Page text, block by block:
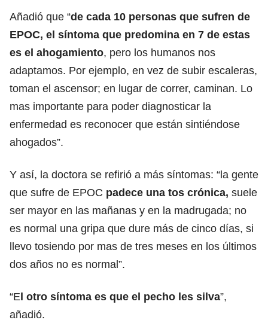
Añadió que “de cada 10 personas que sufren de
EPOC, el síntoma que predomina en 7 de estas
es el ahogamiento, pero los humanos nos
adaptamos. Por ejemplo, en vez de subir escaleras,
toman el ascensor; en lugar de correr, caminan. Lo
mas importante para poder diagnosticar la
enfermedad es reconocer que están sintiéndose
ahogados”.
Y así, la doctora se refirió a más síntomas: “la gente
que sufre de EPOC padece una tos crónica, suele
ser mayor en las mañanas y en la madrugada; no
es normal una gripa que dure más de cinco días, si
llevo tosiendo por mas de tres meses en los últimos
dos años no es normal”.
“El otro síntoma es que el pecho les silva”,
añadió.